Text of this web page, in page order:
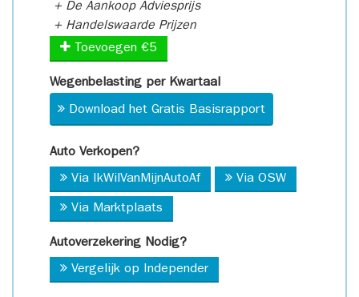
+ De Aankoop Adviesprijs
+ Handelswaarde Prijzen
Toevoegen €5
Wegenbelasting per Kwartaal
Download het Gratis Basisrapport
Auto Verkopen?
Via IkWilVanMijnAutoAf Via OSW
Via Marktplaats
Autoverzekering Nodig?
Vergelijk op Independer